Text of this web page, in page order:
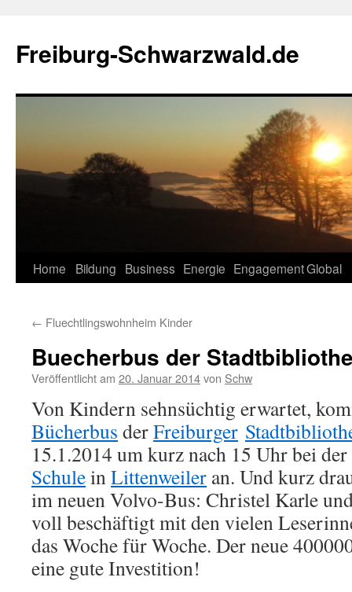
springen
Freiburg-Schwarzwald.de
Home Bildung Business Energie EngagementGlobal
← Fluechtlingswohnheim Kinder
Buecherbus der
Veröffentlicht am 20. Januar 2014von Schw
Von Kindern sehnsüchtig erwartet,
Bücherbus derFreiburger
15.1.2014 um kurz nach 15 Uhr bei der
SchuleinLittenweiler an. Und kurz
im neuen Volvo-Bus: Christel Karle
voll beschäftigt mit den vielen
das Woche für Woche. Der neue
eine gute Investition!